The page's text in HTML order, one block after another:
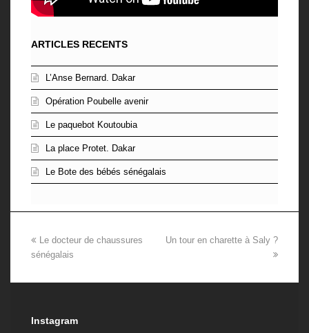
ARTICLES RECENTS
L’Anse Bernard. Dakar
Opération Poubelle avenir
Le paquebot Koutoubia
La place Protet. Dakar
Le Bote des bébés sénégalais
previous
post:
Le docteur de chaussures
sénégalais
next
Un tour en charette à Saly ?
Instagram